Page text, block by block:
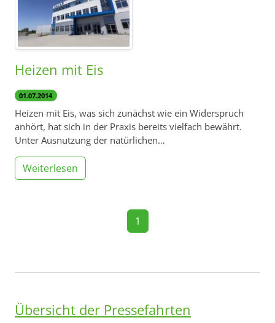
Heizen mit Eis
01.07.2014
Heizen mit Eis, was sich zunächst wie ein Widerspruch
anhört, hat sich in der Praxis bereits vielfach bewährt.
Unter Ausnutzung der natürlichen…
Weiterlesen
1
Übersicht der Pressefahrten